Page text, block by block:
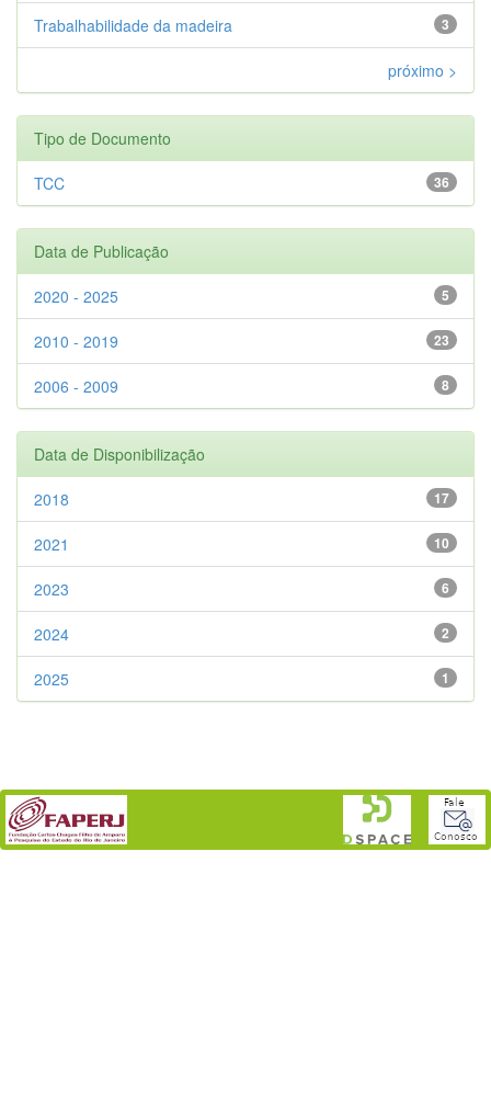
3
Trabalhabilidade da madeira
próximo >
Tipo de Documento
36
TCC
Data de Publicação
5
2020 - 2025
23
2010 - 2019
8
2006 - 2009
Data de Disponibilização
17
2018
10
2021
6
2023
2
2024
1
2025